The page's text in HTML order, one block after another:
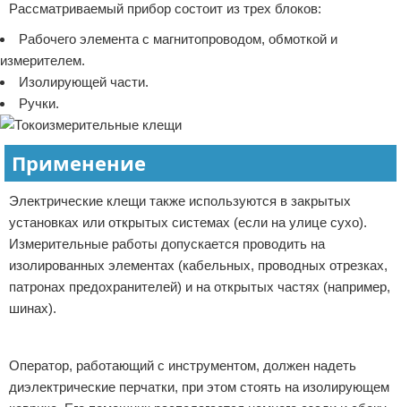
Рассматриваемый прибор состоит из трех блоков:
Рабочего элемента с магнитопроводом, обмоткой и
измерителем.
Изолирующей части.
Ручки.
Применение
Электрические клещи также используются в закрытых
установках или открытых системах (если на улице сухо).
Измерительные работы допускается проводить на
изолированных элементах (кабельных, проводных отрезках,
патронах предохранителей) и на открытых частях (например,
шинах).
Оператор, работающий с инструментом, должен надеть
диэлектрические перчатки, при этом стоять на изолирующем